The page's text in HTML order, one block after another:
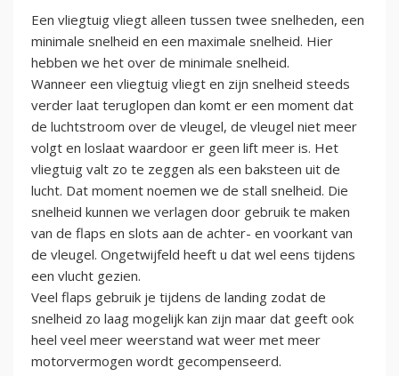
Een vliegtuig vliegt alleen tussen twee snelheden, een
minimale snelheid en een maximale snelheid. Hier
hebben we het over de minimale snelheid.
Wanneer een vliegtuig vliegt en zijn snelheid steeds
verder laat teruglopen dan komt er een moment dat
de luchtstroom over de vleugel, de vleugel niet meer
volgt en loslaat waardoor er geen lift meer is. Het
vliegtuig valt zo te zeggen als een baksteen uit de
lucht. Dat moment noemen we de stall snelheid. Die
snelheid kunnen we verlagen door gebruik te maken
van de flaps en slots aan de achter- en voorkant van
de vleugel. Ongetwijfeld heeft u dat wel eens tijdens
een vlucht gezien.
Veel flaps gebruik je tijdens de landing zodat de
snelheid zo laag mogelijk kan zijn maar dat geeft ook
heel veel meer weerstand wat weer met meer
motorvermogen wordt gecompenseerd.